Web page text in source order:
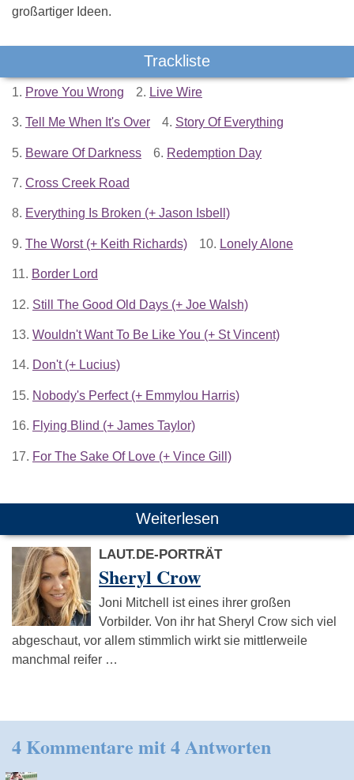
großartiger Ideen.
Trackliste
1. Prove You Wrong 2. Live Wire
3. Tell Me When It's Over 4. Story Of Everything
5. Beware Of Darkness 6. Redemption Day
7. Cross Creek Road
8. Everything Is Broken (+ Jason Isbell)
9. The Worst (+ Keith Richards) 10. Lonely Alone
11. Border Lord
12. Still The Good Old Days (+ Joe Walsh)
13. Wouldn't Want To Be Like You (+ St Vincent)
14. Don't (+ Lucius)
15. Nobody's Perfect (+ Emmylou Harris)
16. Flying Blind (+ James Taylor)
17. For The Sake Of Love (+ Vince Gill)
Weiterlesen
LAUT.DE-PORTRÄT
Sheryl Crow
Joni Mitchell ist eines ihrer großen
Vorbilder. Von ihr hat Sheryl Crow sich viel
abgeschaut, vor allem stimmlich wirkt sie mittlerweile
manchmal reifer …
4 Kommentare mit 4 Antworten